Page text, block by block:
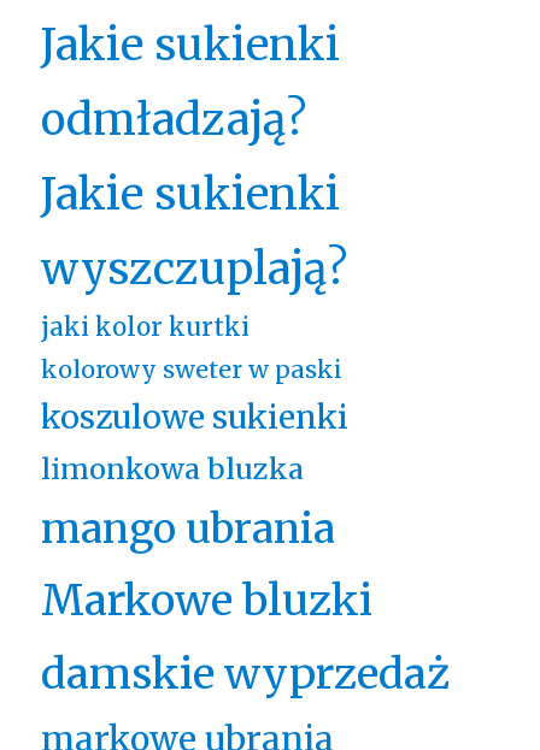
Jakie sukienki
odmładzają?
Jakie sukienki
wyszczuplają?
jaki kolor kurtki
kolorowy sweter w paski
koszulowe sukienki
limonkowa bluzka
mango ubrania
Markowe bluzki
damskie wyprzedaż
markowe ubrania